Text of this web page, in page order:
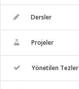
Dersler
Projeler
Yönetilen Tezler